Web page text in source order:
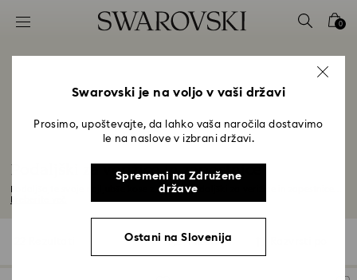
Seznam tipk za dostop
4 - Rezultati iskanja
0
Podaljški za verižice in zapestnice
Podaljšajte svoje najljubše kose z našimi podaljški za verižice in zapestnice...
Filters
Filters
po
Swarovski je na voljo v vaši državi
Prosimo, upoštevajte, da lahko vaša naročila dostavimo
le na naslove v izbrani državi.
Spremeni na Združene
države
Ostani na Slovenija